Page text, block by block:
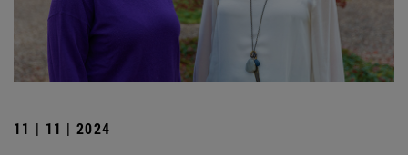
11 | 11 | 2024